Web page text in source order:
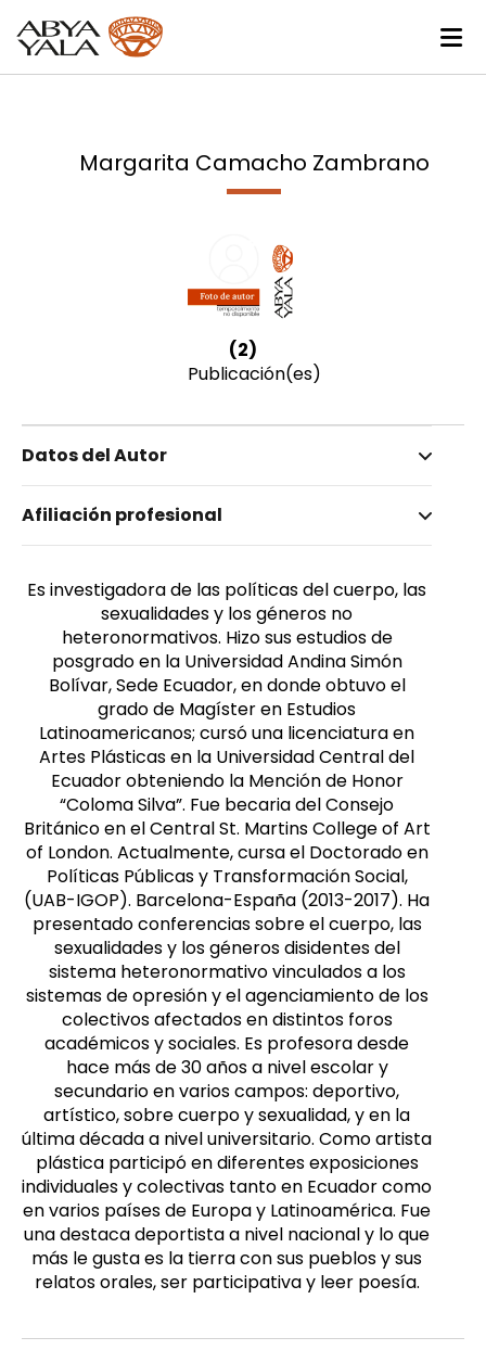
Margarita Camacho Zambrano
(2)
Publicación(es)
Datos del Autor
Camacho Zambrano, Margarita
Femenino
Afiliación profesional
Es investigadora de las políticas del cuerpo, las
sexualidades y los géneros no
heteronormativos. Hizo sus estudios de
posgrado en la Universidad Andina Simón
Bolívar, Sede Ecuador, en donde obtuvo el
grado de Magíster en Estudios
Latinoamericanos; cursó una licenciatura en
Artes Plásticas en la Universidad Central del
Ecuador obteniendo la Mención de Honor
“Coloma Silva”. Fue becaria del Consejo
Británico en el Central St. Martins College of Art
of London. Actualmente, cursa el Doctorado en
Políticas Públicas y Transformación Social,
(UAB-IGOP). Barcelona-España (2013-2017). Ha
presentado conferencias sobre el cuerpo, las
sexualidades y los géneros disidentes del
sistema heteronormativo vinculados a los
sistemas de opresión y el agenciamiento de los
colectivos afectados en distintos foros
académicos y sociales. Es profesora desde
hace más de 30 años a nivel escolar y
secundario en varios campos: deportivo,
artístico, sobre cuerpo y sexualidad, y en la
última década a nivel universitario. Como artista
plástica participó en diferentes exposiciones
individuales y colectivas tanto en Ecuador como
en varios países de Europa y Latinoamérica. Fue
una destaca deportista a nivel nacional y lo que
más le gusta es la tierra con sus pueblos y sus
relatos orales, ser participativa y leer poesía.